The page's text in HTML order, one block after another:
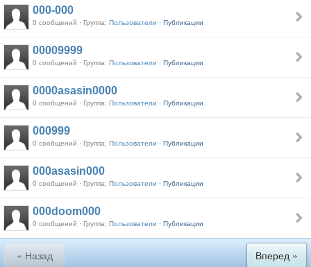
000-000
0 сообщений · Группа: Пользователи · Публикации
00009999
0 сообщений · Группа: Пользователи · Публикации
0000asasin0000
0 сообщений · Группа: Пользователи · Публикации
000999
0 сообщений · Группа: Пользователи · Публикации
000asasin000
0 сообщений · Группа: Пользователи · Публикации
000doom000
0 сообщений · Группа: Пользователи · Публикации
« Назад Вперед »